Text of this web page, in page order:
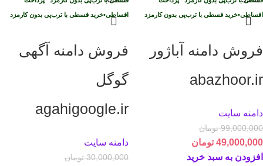
اقساطی•خرید قسطی با ترب‌پی بدون کارمزد
فروش دامنه آباژور
abazhoor.ir
دامنه سایت
99,000,000 تومان
49,000,000 تومان
افزودن به سبد خرید
اقساطی•خرید قسطی با ترب‌پی بدون کارمزد
فروش دامنه آگهی
گوگل
agahigoogle.ir
دامنه سایت
30,000,000 تومان